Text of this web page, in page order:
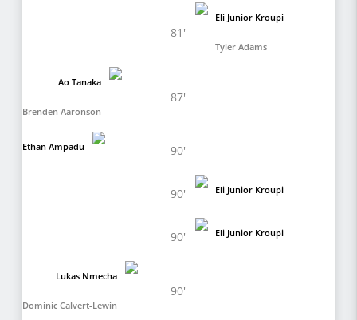
81'
Eli Junior Kroupi
Tyler Adams
Brenden Aaronson
Ao Tanaka
87'
Ethan Ampadu 90'
90' Eli Junior Kroupi
90' Eli Junior Kroupi
Dominic Calvert-Lewin
Lukas Nmecha
90'